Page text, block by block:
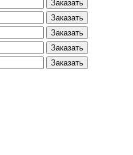
Заказать
Заказать
Заказать
Заказать
Заказать